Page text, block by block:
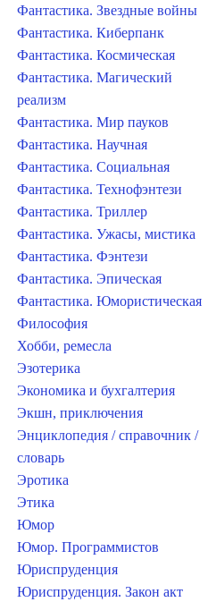
Фантастика. Звездные войны
Фантастика. Киберпанк
Фантастика. Космическая
Фантастика. Магический
реализм
Фантастика. Мир пауков
Фантастика. Научная
Фантастика. Социальная
Фантастика. Технофэнтези
Фантастика. Триллер
Фантастика. Ужасы, мистика
Фантастика. Фэнтези
Фантастика. Эпическая
Фантастика. Юмористическая
Философия
Хобби, ремесла
Эзотерика
Экономика и бухгалтерия
Экшн, приключения
Энциклопедия / справочник /
словарь
Эротика
Этика
Юмор
Юмор. Программистов
Юриспруденция
Юриспруденция. Закон акт